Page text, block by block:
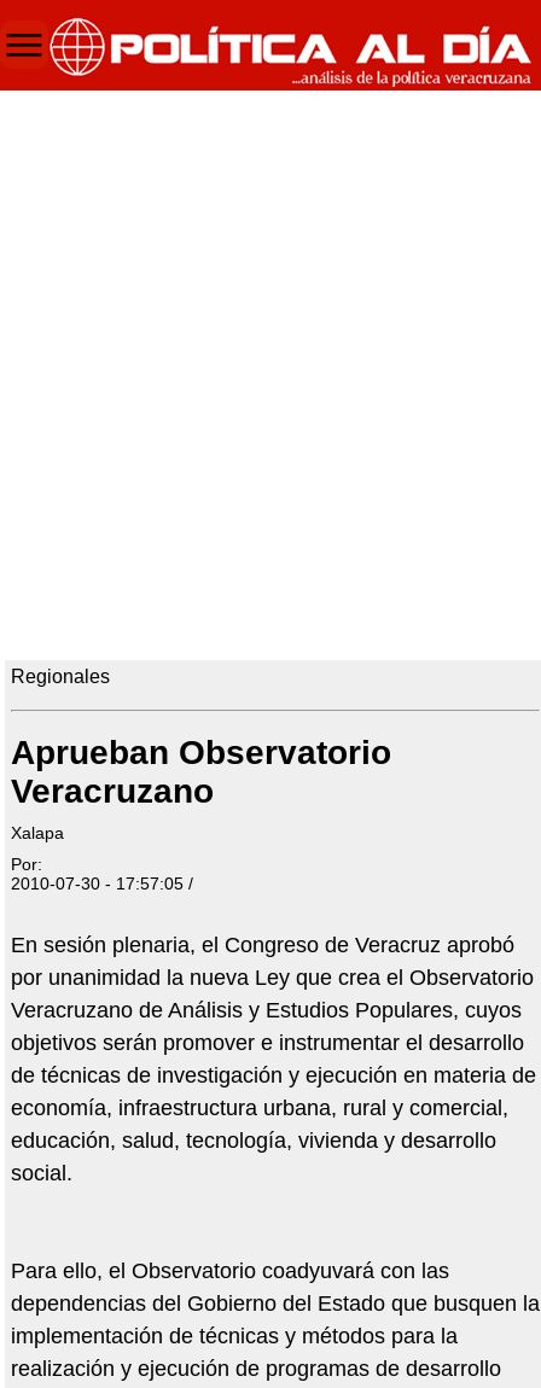
Regionales
Aprueban Observatorio
Veracruzano
Xalapa
Por:
2010-07-30 - 17:57:05 /
En sesión plenaria, el Congreso de Veracruz aprobó
por unanimidad la nueva Ley que crea el Observatorio
Veracruzano de Análisis y Estudios Populares, cuyos
objetivos serán promover e instrumentar el desarrollo
de técnicas de investigación y ejecución en materia de
economía, infraestructura urbana, rural y comercial,
educación, salud, tecnología, vivienda y desarrollo
social.
Para ello, el Observatorio coadyuvará con las
dependencias del Gobierno del Estado que busquen la
implementación de técnicas y métodos para la
realización y ejecución de programas de desarrollo